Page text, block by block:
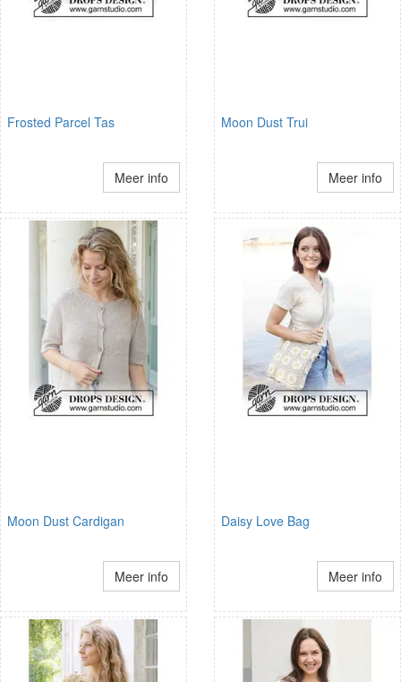
Frosted Parcel Tas
Meer info
Moon Dust Trui
Meer info
Moon Dust Cardigan
Meer info
Daisy Love Bag
Meer info